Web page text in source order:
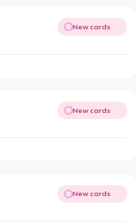
New cards
New cards
New cards